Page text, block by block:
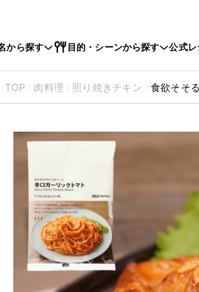
から探す 目的・シーンから探す 公式レ
TOP 肉料理 照り焼きチキン 食欲そそ